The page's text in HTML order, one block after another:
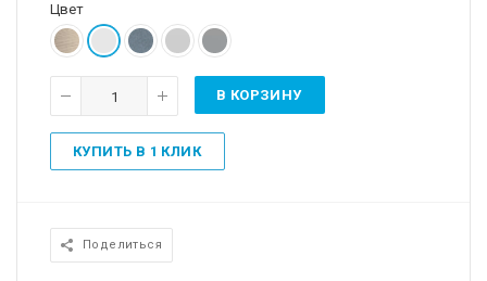
Цвет
В КОРЗИНУ
КУПИТЬ В 1 КЛИК
Поделиться